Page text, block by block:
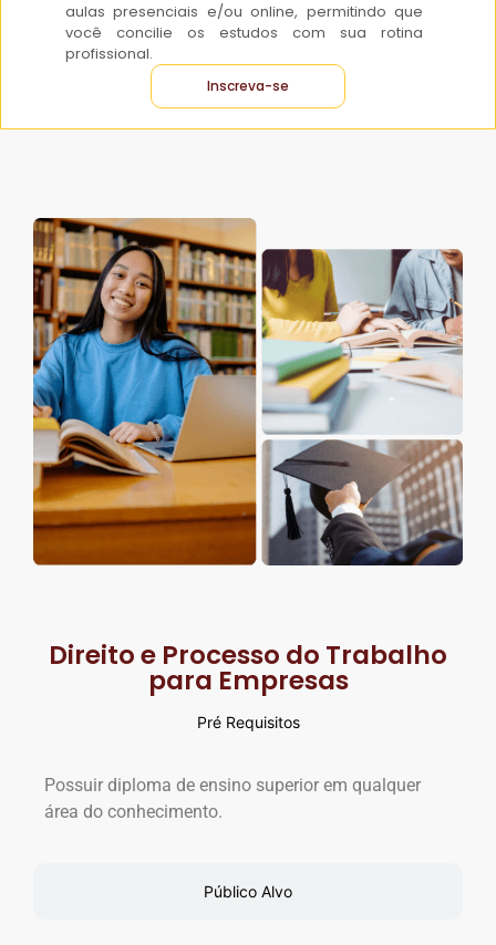
aulas presenciais e/ou online, permitindo que
você concilie os estudos com sua rotina
profissional.
Inscreva-se
Direito e Processo do Trabalho
para Empresas
Pré Requisitos
Público Alvo
Possuir diploma de ensino superior em qualquer
área do conhecimento.